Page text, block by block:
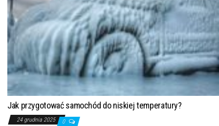
Jak przygotować samochód do niskiej temperatury?
24 grudnia 2025 0